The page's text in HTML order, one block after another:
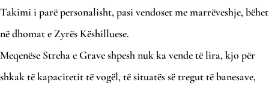
Takimi i parë personalisht, pasi vendoset me marrëveshje, bëhet
në dhomat e Zyrës Këshilluese.
Meqenëse Streha e Grave shpesh nuk ka vende të lira, kjo për
shkak të kapacitetit të vogël, të situatës së tregut të banesave,